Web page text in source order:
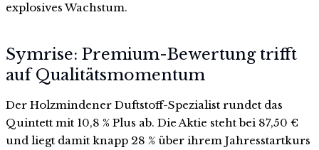
explosives Wachstum.
Symrise: Premium-Bewertung trifft
auf Qualitätsmomentum
Der Holzmindener Duftstoff-Spezialist rundet das
Quintett mit 10,8 % Plus ab. Die Aktie steht bei 87,50 €
und liegt damit knapp 28 % über ihrem Jahresstartkurs